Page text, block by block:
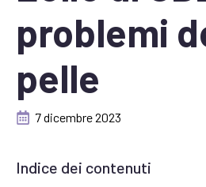
problemi
pelle
7 dicembre 2023
Indice dei contenuti